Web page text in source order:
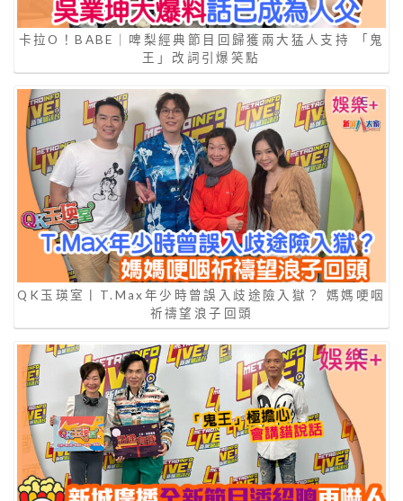
卡拉O！BABE｜啤梨經典節目回歸獲兩大猛人支持 「鬼
王」改詞引爆笑點
QK玉瑛室丨T.Max年少時曾誤入歧途險入獄？ 媽媽哽咽
祈禱望浪子回頭